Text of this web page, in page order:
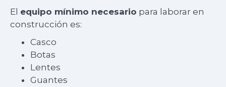
El equipo mínimo necesario para laborar en
construcción es:
Casco
Botas
Lentes
Guantes